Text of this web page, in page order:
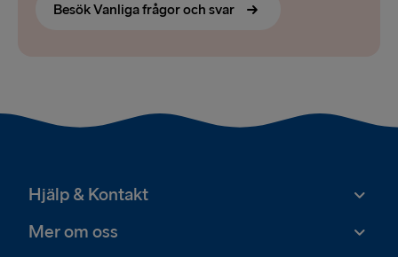
Besök Vanliga frågor och svar
Hjälp & Kontakt
Mer om oss